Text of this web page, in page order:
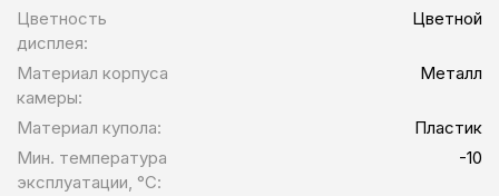
Цветность
дисплея:
Цветной
Материал корпуса
камеры:
Металл
Материал купола:
Пластик
Мин. температура
эксплуатации, °С:
-10